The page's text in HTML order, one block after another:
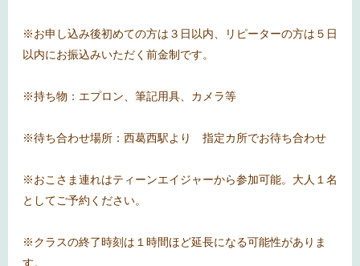
※お申し込み後初めての方は３日以内、リピーターの方は５日
以内にお振込みいただく前金制です。
※持ち物：エプロン、筆記用具、カメラ等
※待ち合わせ場所：西葛西駅より 指定カ所でお待ち合わせ
※おこさま連れはティーンエイジャーから参加可能。大人１名
としてご予約ください。
※クラスの終了時刻は１時間ほど延長になる可能性がありま
す。